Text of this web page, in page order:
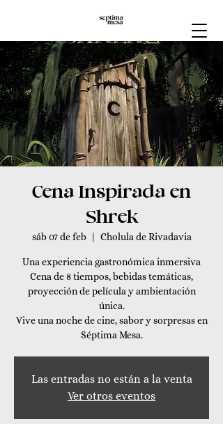
Cena Inspirada en
Shrek
sáb 07 de feb
  |
Cholula de Rivadavia
Una experiencia gastronómica inmersiva
Cena de 8 tiempos, bebidas temáticas,
proyección de película y ambientación
única.
Vive una noche de cine, sabor y sorpresas en
Séptima Mesa.
Las entradas no están a la venta
Ver otros eventos